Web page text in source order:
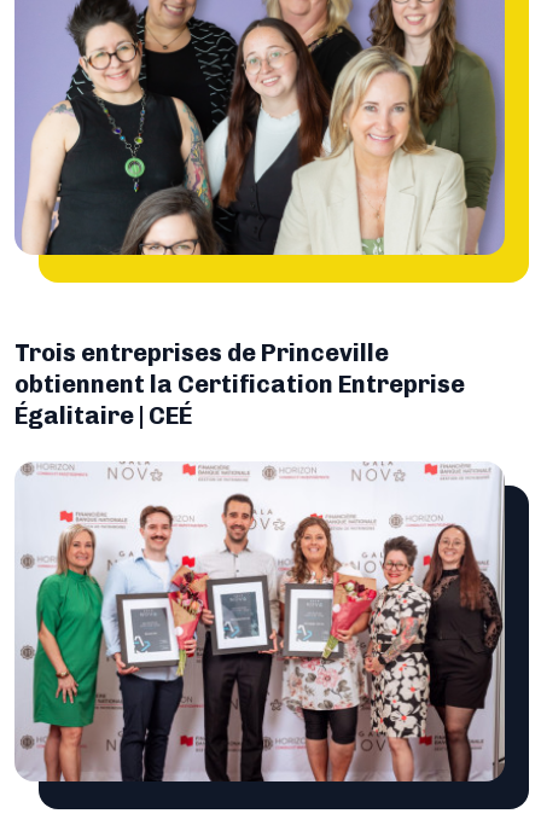
Trois entreprises de Princeville
obtiennent la Certification Entreprise
Égalitaire | CEÉ